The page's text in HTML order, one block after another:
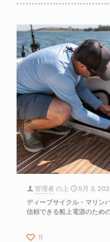
管理者 の上
5月 3,
ディープサイクル・マリン
信頼できる船上電源のため
11